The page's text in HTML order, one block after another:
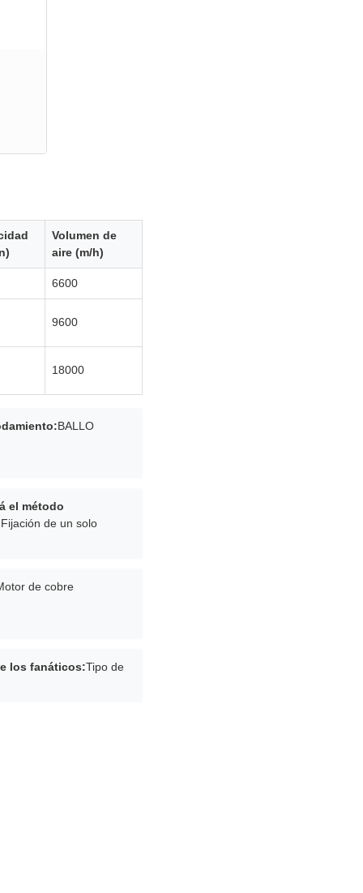
Volumen de
aire (m/h)
6600
9600
18000
BALLO
el método
Fijación de un solo
de cobre
los fanáticos:Tipo de